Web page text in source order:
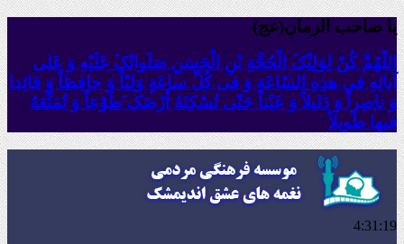
یا صاحب الزمان(عج)
اللّهُمَّ کُنْ لِوَلِیِّکَ الْحُجَّةِ بْنِ الْحَسَنِ صَلَواتُکَ عَلَیْهِ وَ عَلى
آبائِهِ فی هذِهِ السّاعَةِ وَ فی کُلِّ ساعَةٍ وَلِیّاً وَ حافِظاً وَ قائِدا
‏وَ ناصِراً وَ دَلیلاً وَ عَیْناً حَتّى تُسْکِنَهُ أَرْضَک َطَوْعاً وَ تُمَتِّعَهُ
فیها طَویلاً
4:31:21